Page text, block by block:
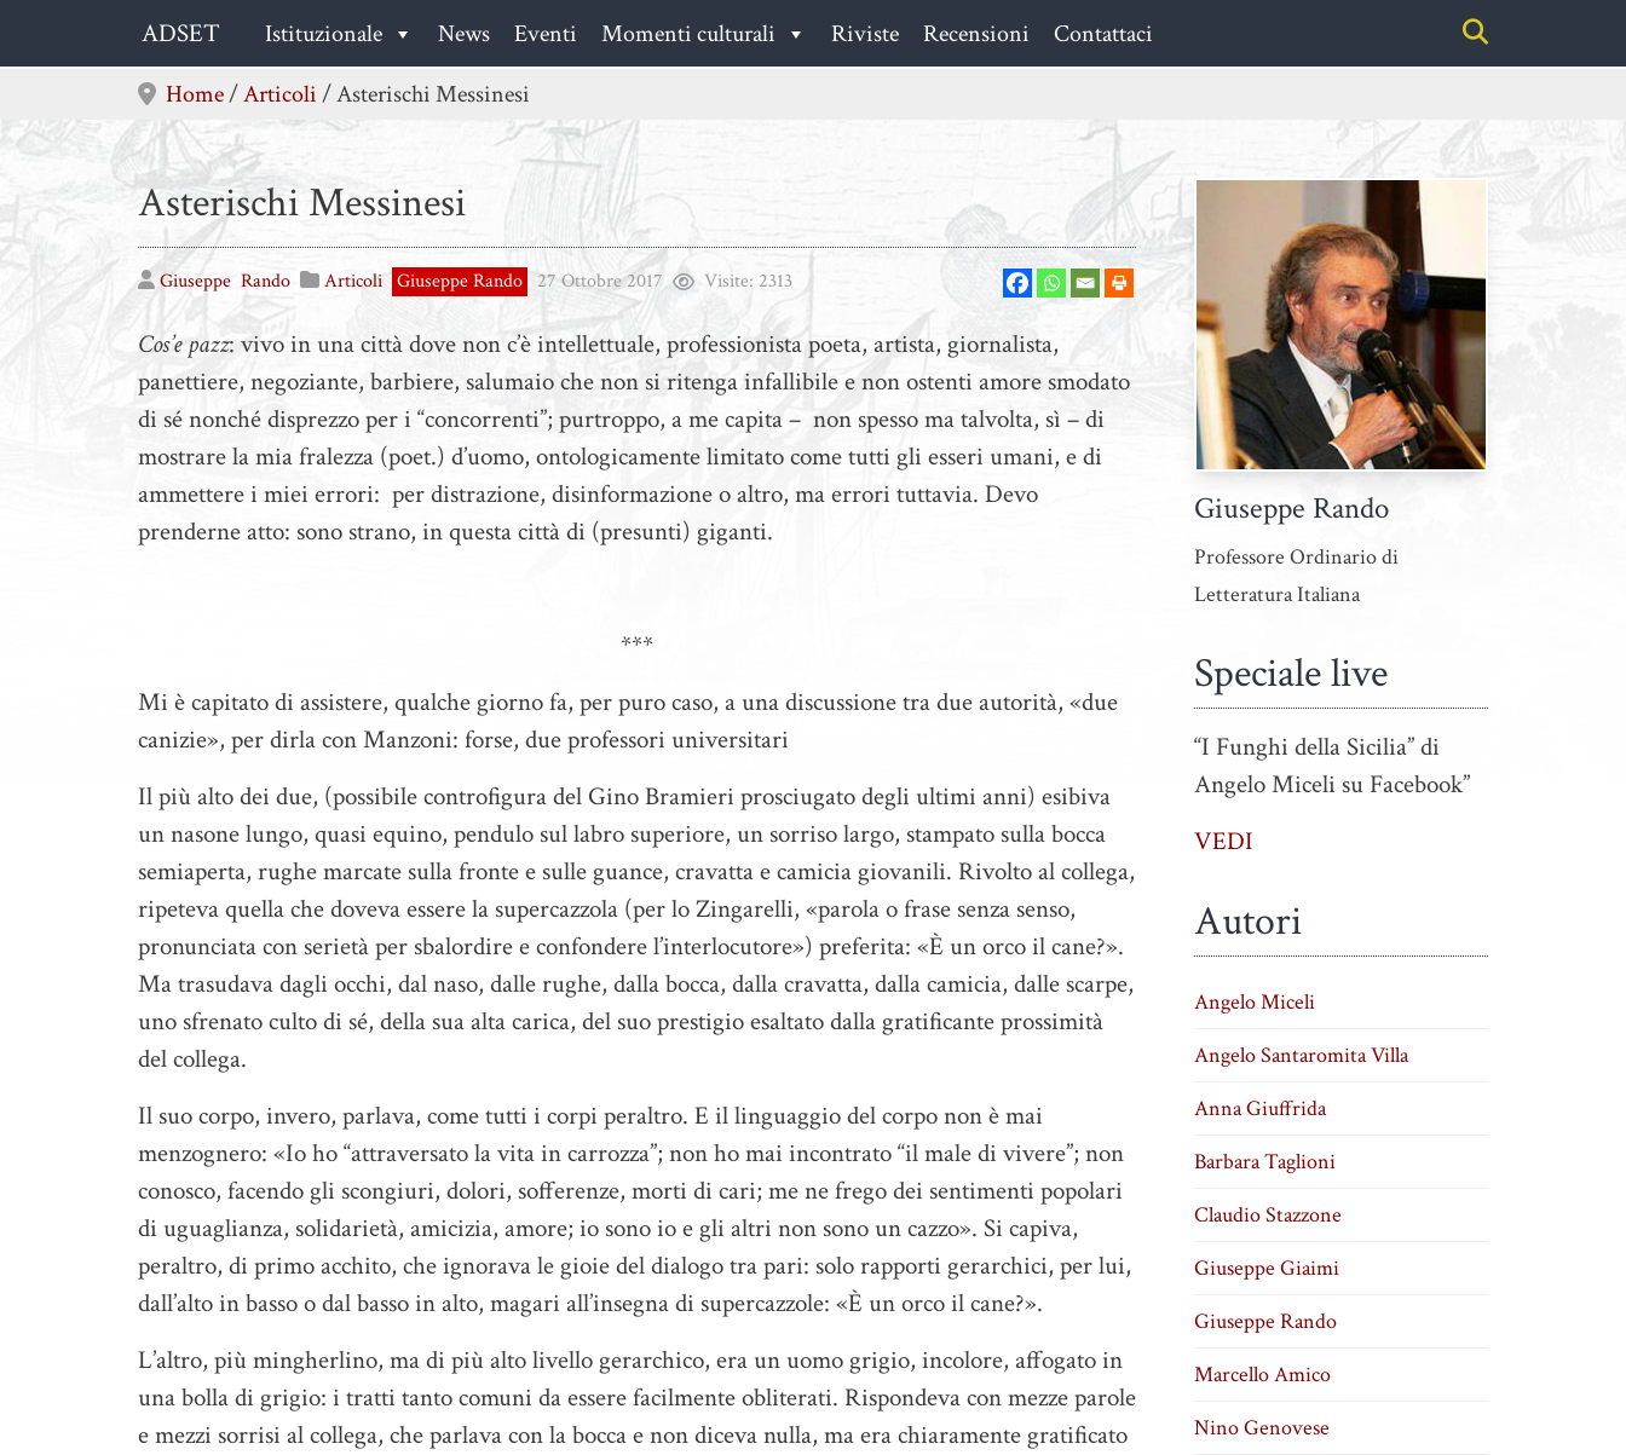
ADSET Istituzionale News Eventi Momenti culturali Riviste Recensioni
Contattaci
Home/Articoli/Asterischi Messinesi
Asterischi Messinesi
Giuseppe Rando Articoli Giuseppe Rando 27 Ottobre 2017 Visite: 2313
Cos’e pazz: vivo in una città dove non c’è intellettuale, professionista poeta, artista, giornalista,
panettiere, negoziante, barbiere, salumaio che non si ritenga infallibile e non ostenti amore smodato
di sé nonché disprezzo per i “concorrenti”; purtroppo, a me capita – non spesso ma talvolta, sì – di
mostrare la mia fralezza (poet.) d’uomo, ontologicamente limitato come tutti gli esseri umani, e di
ammettere i miei errori: per distrazione, disinformazione o altro, ma errori tuttavia. Devo
prenderne atto: sono strano, in questa città di (presunti) giganti.
***
Mi è capitato di assistere, qualche giorno fa, per puro caso, a una discussione tra due autorità, «due
canizie», per dirla con Manzoni: forse, due professori universitari
Il più alto dei due, (possibile controfigura del Gino Bramieri prosciugato degli ultimi anni) esibiva
un nasone lungo, quasi equino, pendulo sul labro superiore, un sorriso largo, stampato sulla bocca
semiaperta, rughe marcate sulla fronte e sulle guance, cravatta e camicia giovanili. Rivolto al collega,
ripeteva quella che doveva essere la supercazzola (per lo Zingarelli, «parola o frase senza senso,
pronunciata con serietà per sbalordire e confondere l’interlocutore») preferita: «È un orco il cane?».
Ma trasudava dagli occhi, dal naso, dalle rughe, dalla bocca, dalla cravatta, dalla camicia, dalle scarpe,
uno sfrenato culto di sé, della sua alta carica, del suo prestigio esaltato dalla gratificante prossimità
del collega.
Il suo corpo, invero, parlava, come tutti i corpi peraltro. E il linguaggio del corpo non è mai
menzognero: «Io ho “attraversato la vita in carrozza”; non ho mai incontrato “il male di vivere”; non
conosco, facendo gli scongiuri, dolori, sofferenze, morti di cari; me ne frego dei sentimenti popolari
di uguaglianza, solidarietà, amicizia, amore; io sono io e gli altri non sono un cazzo». Si capiva,
peraltro, di primo acchito, che ignorava le gioie del dialogo tra pari: solo rapporti gerarchici, per lui,
dall’alto in basso o dal basso in alto, magari all’insegna di supercazzole: «È un orco il cane?».
L’altro, più mingherlino, ma di più alto livello gerarchico, era un uomo grigio, incolore, affogato in
una bolla di grigio: i tratti tanto comuni da essere facilmente obliterati. Rispondeva con mezze parole
e mezzi sorrisi al collega, che parlava con la bocca e non diceva nulla, ma era chiaramente gratificato
Giuseppe Rando
Professore Ordinario di
Letteratura Italiana
Speciale live
“I Funghi della Sicilia” di
Angelo Miceli su Facebook”
VEDI
Autori
Angelo Miceli
Angelo Santaromita Villa
Anna Giuffrida
Barbara Taglioni
Claudio Stazzone
Giuseppe Giaimi
Giuseppe Rando
Marcello Amico
Nino Genovese